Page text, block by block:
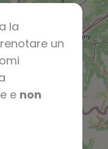
la
un
e non